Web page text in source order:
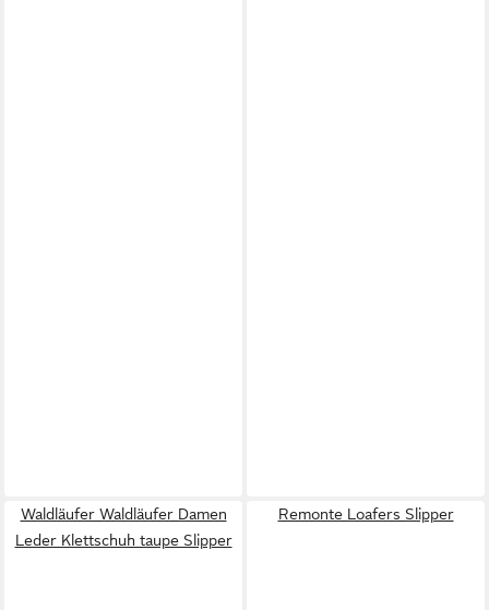
Waldläufer Waldläufer Damen
Leder Klettschuh taupe Slipper
Remonte Loafers Slipper